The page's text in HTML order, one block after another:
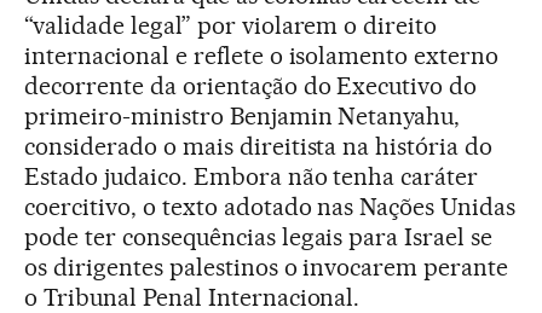
“validade legal” por violarem o direito
internacional e reflete o isolamento externo
decorrente da orientação do Executivo do
primeiro-ministro Benjamin Netanyahu,
considerado o mais direitista na história do
Estado judaico. Embora não tenha caráter
coercitivo, o texto adotado nas Nações Unidas
pode ter consequências legais para Israel se
os dirigentes palestinos o invocarem perante
o Tribunal Penal Internacional.